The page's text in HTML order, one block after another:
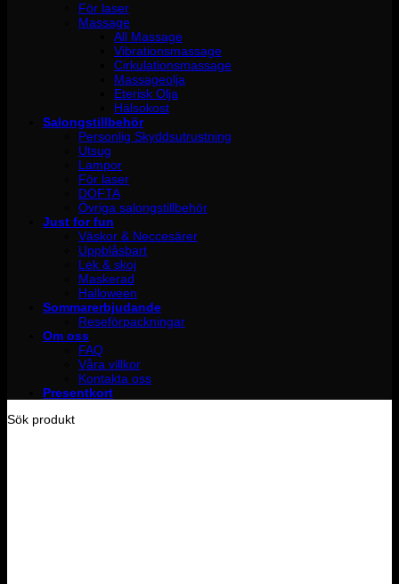
För laser
Massage
All Massage
Vibrationsmassage
Cirkulationsmassage
Massageolja
Eterisk Olja
Hälsokost
Salongstillbehör
Personlig Skyddsutrustning
Utsug
Lampor
För laser
DOFTA
Övriga salongstillbehör
Just for fun
Väskor & Neccesärer
Uppblåsbart
Lek & skoj
Maskerad
Halloween
Sommarerbjudande
Reseförpackningar
Om oss
FAQ
Våra villkor
Kontakta oss
Presentkort
Sök produkt